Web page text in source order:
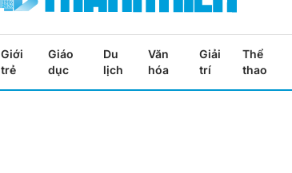
Giới
trẻ
Giáo
dục
Du
lịch
Văn
hóa
Giải
trí
Thể
thao